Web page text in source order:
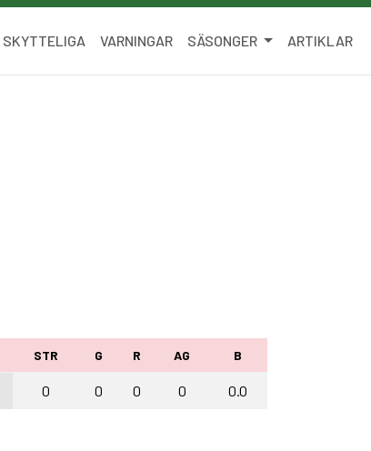
SKYTTELIGA VARNINGAR SÄSONGER ARTIKLAR
STR G R AG B
0 0 0 0 0.0